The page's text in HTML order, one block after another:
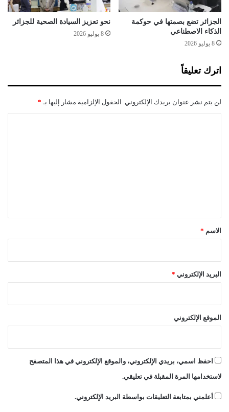
ي
ي
ل
ي
ي
الجزائر تضع بصمتها في حوكمة
الذكاء الاصطناعي
8 يوليو 2026
نحو تعزيز السيادة الصحية للجزائر
8 يوليو 2026
اترك تعليقاً
لن يتم نشر عنوان بريدك الإلكتروني. الحقول الإلزامية مشار إليها بـ *
*
الاسم *
البريد الإلكتروني *
الموقع الإلكتروني
احفظ اسمي، بريدي الإلكتروني، والموقع الإلكتروني في هذا المتصفح
لاستخدامها المرة المقبلة في تعليقي.
أعلمني بمتابعة التعليقات بواسطة البريد الإلكتروني.